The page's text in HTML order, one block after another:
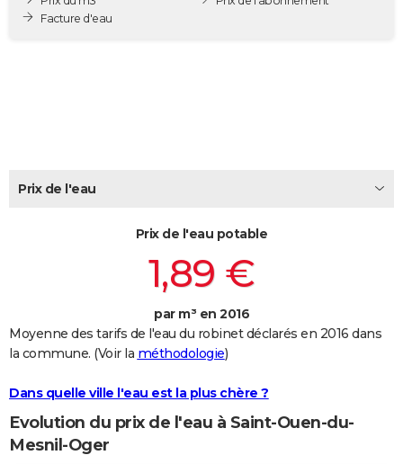
Destinations
City break
Voyage nature
Voyage de noces
Forum
Climat
PHOTO
Bricolage
Lifestyle
Culture
Sport
Auto
Television
Voyage
Cinema
Facture d'eau
Prix de l'eau
Prix de l'eau potable
1,89 €
par m³ en 2016
Moyenne des tarifs de l'eau du robinet déclarés en 2016 dans
la commune. (Voir la méthodologie)
Dans quelle ville l'eau est la plus chère ?
Evolution du prix de l'eau à Saint-Ouen-du-
Mesnil-Oger